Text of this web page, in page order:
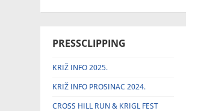
PRESSCLIPPING
KRIŽ INFO 2025.
KRIŽ INFO PROSINAC 2024.
CROSS HILL RUN & KRIGL FEST